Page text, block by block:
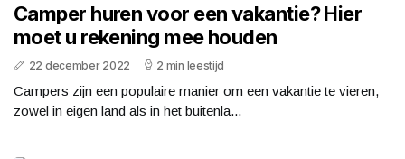
Camper huren voor een vakantie? Hier
moet u rekening mee houden
22 december 2022 2 min leestijd
Campers zijn een populaire manier om een vakantie te vieren,
zowel in eigen land als in het buitenla...